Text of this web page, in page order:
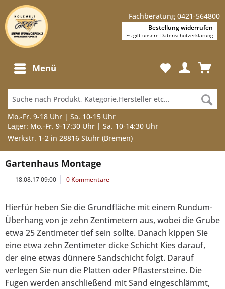
Fachberatung 0421-564800
Menü
Mo.-Fr. 9-18 Uhr | Sa. 10-15 Uhr
Lager: Mo.-Fr. 9-17:30 Uhr | Sa. 10-14:30 Uhr
Werkstr. 1-2 in 28816 Stuhr (Bremen)
Gartenhaus Montage
18.08.17 09:00 0 Kommentare
Hierfür heben Sie die Grundfläche mit einem Rundum-
Überhang von je zehn Zentimetern aus, wobei die Grube
etwa 25 Zentimeter tief sein sollte. Danach kippen Sie
eine etwa zehn Zentimeter dicke Schicht Kies darauf,
der eine etwas dünnere Sandschicht folgt. Darauf
verlegen Sie nun die Platten oder Pflastersteine. Die
Fugen werden anschließend mit Sand eingeschlämmt,
Bestellung widerrufen
Es gilt unsere Datenschutzerklärung